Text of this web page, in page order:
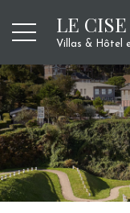
LE CISE
Villas & Hôtel